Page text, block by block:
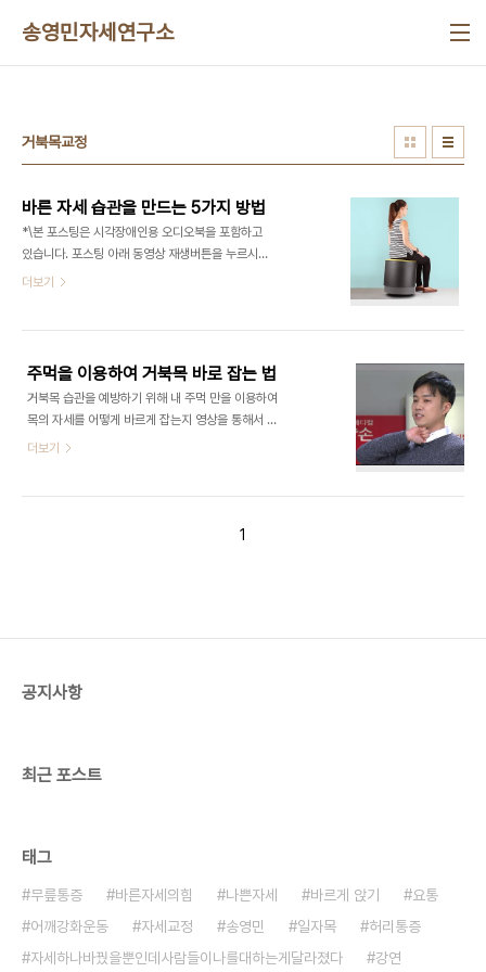
송영민자세연구소
거북목교정
바른 자세 습관을 만드는 5가지 방법
*\본 포스팅은 시각장애인용 오디오북을 포함하고
있습니다. 포스팅 아래 동영상 재생버튼을 누르시면
청취가 가능합니다. 왜 바른 자세는 힘든가?** 저를
하다고 느낍니다. 내 자세가 워낙 나빠서 불편한가보
다 하고 곱씹어 생각해보지만 할 때마다 불편하고 어
색합니다. 그리고 이내 곧 나쁜 자세로 돌아옵니다.
실제로 바른 자세는 불편합니다. 사람은 동물과 다르
게 두발로 서서 여러 개의 척추관절과 두개골을 수직
맞을지도 모릅니다. 모든 뼈가 네모난 상자처럼 생겼
더보기
주먹을 이용하여 거북목 바로 잡는 법
거북목 습관을 예방하기 위해 내 주먹 만을 이용하여
목의 자세를 어떻게 바르게 잡는지 영상을 통해서 확
인해보세요. 자세교육No1.송영민자세연구소 자세교
더보기
1
공지사항
최근 포스트
태그
무릎통증 바른자세의힘 나쁜자세 바르게 앉기
요통
어깨강화운동
자세교정 송영민 일자목
허리통증
자세하나바꿨을뿐인데사람들이나를대하는게달라졌다
강연